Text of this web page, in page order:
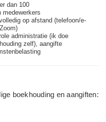
dan 100
medewerkers
op afstand (telefoon/e-
administratie (ik doe
zelf), aangifte
boekhouding en aangiften: